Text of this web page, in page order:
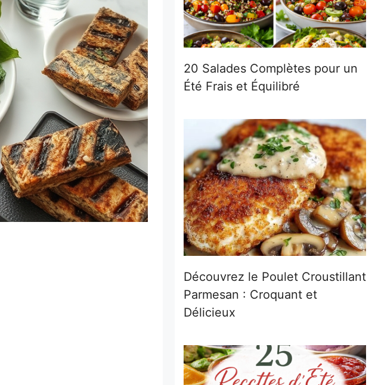
20 Salades Complètes pour un
Été Frais et Équilibré
Découvrez le Poulet Croustillant
Parmesan : Croquant et
Délicieux